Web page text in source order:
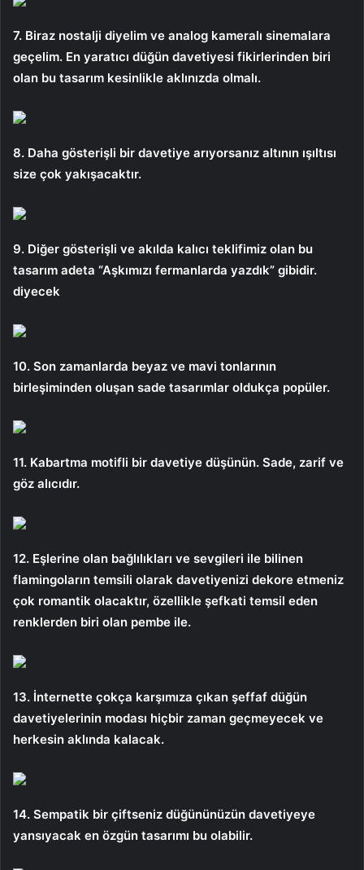
7. Biraz nostalji diyelim ve analog kameralı sinemalara
geçelim. En yaratıcı düğün davetiyesi fikirlerinden biri
olan bu tasarım kesinlikle aklınızda olmalı.
8. Daha gösterişli bir davetiye arıyorsanız altının ışıltısı
size çok yakışacaktır.
9. Diğer gösterişli ve akılda kalıcı teklifimiz olan bu
tasarım adeta “Aşkımızı fermanlarda yazdık” gibidir.
diyecek
10. Son zamanlarda beyaz ve mavi tonlarının
birleşiminden oluşan sade tasarımlar oldukça popüler.
11. Kabartma motifli bir davetiye düşünün. Sade, zarif ve
göz alıcıdır.
12. Eşlerine olan bağlılıkları ve sevgileri ile bilinen
flamingoların temsili olarak davetiyenizi dekore etmeniz
çok romantik olacaktır, özellikle şefkati temsil eden
renklerden biri olan pembe ile.
13. İnternette çokça karşımıza çıkan şeffaf düğün
davetiyelerinin modası hiçbir zaman geçmeyecek ve
herkesin aklında kalacak.
14. Sempatik bir çiftseniz düğününüzün davetiyeye
yansıyacak en özgün tasarımı bu olabilir.